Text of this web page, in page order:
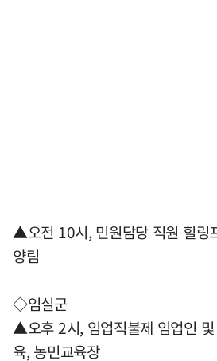
▲오전 10시, 민원담당 직원 힐링
양림
◇임실군
▲오후 2시, 임업직불제 임업인
육, 농민교육장